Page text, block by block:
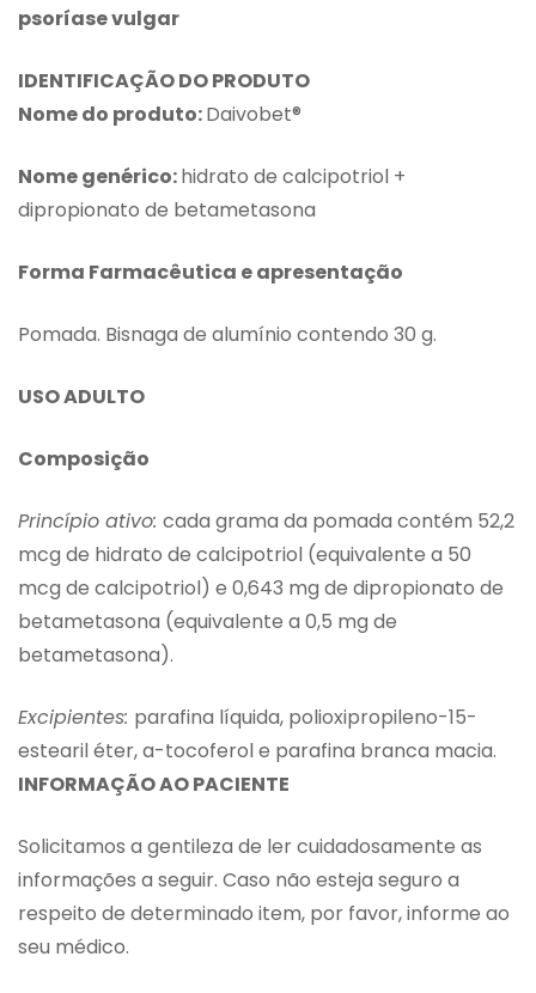
psoríase vulgar
IDENTIFICAÇÃO DO PRODUTO
Nome do produto:Daivobet®
Nome genérico:hidrato de calcipotriol +
dipropionato de betametasona
Forma Farmacêutica e apresentação
Pomada. Bisnaga de alumínio contendo 30 g.
USO ADULTO
Composição
Princípio ativo: cada grama da pomada contém 52,2
mcg de hidrato de calcipotriol (equivalente a 50
mcg de calcipotriol) e 0,643 mg de dipropionato de
betametasona (equivalente a 0,5 mg de
betametasona).
Excipientes: parafina líquida, polioxipropileno-15-
estearil éter, a-tocoferol e parafina branca macia.
INFORMAÇÃO AO PACIENTE
Solicitamos a gentileza de ler cuidadosamente as
informações a seguir. Caso não esteja seguro a
respeito de determinado item, por favor, informe ao
seu médico.